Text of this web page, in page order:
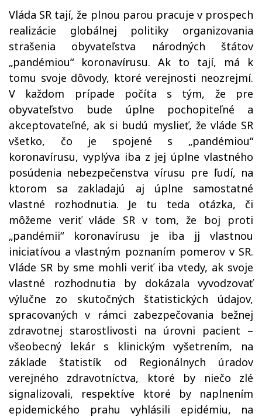
Vláda SR tají, že plnou parou pracuje v prospech
realizácie globálnej politiky organizovania
strašenia obyvateľstva národných štátov
„pandémiou“ koronavírusu. Ak to tají, má k
tomu svoje dôvody, ktoré verejnosti neozrejmí.
V každom prípade počíta s tým, že pre
obyvateľstvo bude úplne pochopiteľné a
akceptovateľné, ak si budú myslieť, že vláde SR
všetko, čo je spojené s „pandémiou“
koronavírusu, vyplýva iba z jej úplne vlastného
posúdenia nebezpečenstva vírusu pre ľudí, na
ktorom sa zakladajú aj úplne samostatné
vlastné rozhodnutia. Je tu teda otázka, či
môžeme veriť vláde SR v tom, že boj proti
„pandémii“ koronavírusu je iba jj vlastnou
iniciatívou a vlastným poznaním pomerov v SR.
Vláde SR by sme mohli veriť iba vtedy, ak svoje
vlastné rozhodnutia by dokázala vyvodzovať
výlučne zo skutočných štatistických údajov,
spracovaných v rámci zabezpečovania bežnej
zdravotnej starostlivosti na úrovni pacient –
všeobecný lekár s klinickým vyšetrením, na
základe štatistík od Regionálnych úradov
verejného zdravotníctva, ktoré by niečo zlé
signalizovali, respektíve ktoré by naplnením
epidemického prahu vyhlásili epidémiu, na